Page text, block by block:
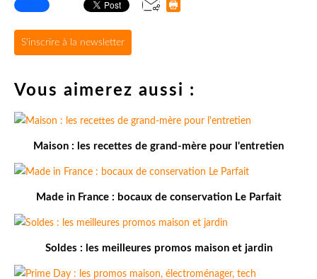
S'inscrire à la newsletter
Vous aimerez aussi :
Maison : les recettes de grand-mère pour l'entretien
Made in France : bocaux de conservation Le Parfait
Soldes : les meilleures promos maison et jardin